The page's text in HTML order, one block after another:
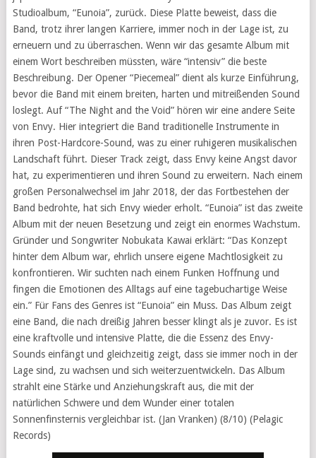
Studioalbum, “Eunoia”, zurück. Diese Platte beweist, dass die
Band, trotz ihrer langen Karriere, immer noch in der Lage ist, zu
erneuern und zu überraschen. Wenn wir das gesamte Album mit
einem Wort beschreiben müssten, wäre “intensiv” die beste
Beschreibung. Der Opener “Piecemeal” dient als kurze Einführung,
bevor die Band mit einem breiten, harten und mitreißenden Sound
loslegt. Auf “The Night and the Void” hören wir eine andere Seite
von Envy. Hier integriert die Band traditionelle Instrumente in
ihren Post-Hardcore-Sound, was zu einer ruhigeren musikalischen
Landschaft führt. Dieser Track zeigt, dass Envy keine Angst davor
hat, zu experimentieren und ihren Sound zu erweitern. Nach einem
großen Personalwechsel im Jahr 2018, der das Fortbestehen der
Band bedrohte, hat sich Envy wieder erholt. “Eunoia” ist das zweite
Album mit der neuen Besetzung und zeigt ein enormes Wachstum.
Gründer und Songwriter Nobukata Kawai erklärt: “Das Konzept
hinter dem Album war, ehrlich unsere eigene Machtlosigkeit zu
konfrontieren. Wir suchten nach einem Funken Hoffnung und
fingen die Emotionen des Alltags auf eine tagebuchartige Weise
ein.” Für Fans des Genres ist “Eunoia” ein Muss. Das Album zeigt
eine Band, die nach dreißig Jahren besser klingt als je zuvor. Es ist
eine kraftvolle und intensive Platte, die die Essenz des Envy-
Sounds einfängt und gleichzeitig zeigt, dass sie immer noch in der
Lage sind, zu wachsen und sich weiterzuentwickeln. Das Album
strahlt eine Stärke und Anziehungskraft aus, die mit der
natürlichen Schwere und dem Wunder einer totalen
Sonnenfinsternis vergleichbar ist. (Jan Vranken) (8/10) (Pelagic
Records)